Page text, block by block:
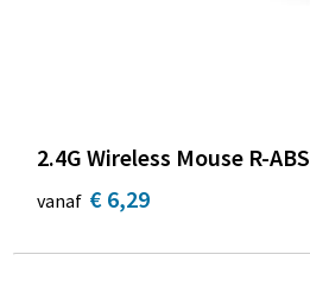
2.4G Wireless Mouse R-ABS
vanaf € 6,29